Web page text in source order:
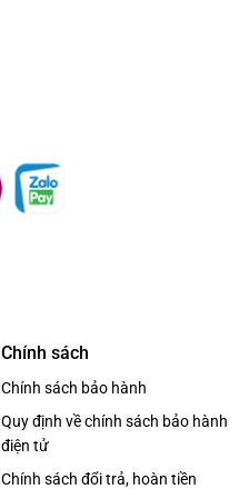
Chính sách
Chính sách bảo hành
Quy định về chính sách bảo hành
điện tử
Chính sách đổi trả, hoàn tiền